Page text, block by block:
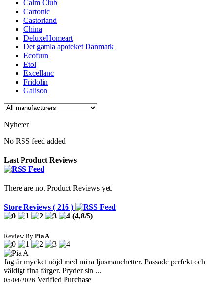
Calm Club
Cartonic
Castorland
China
DeluxeHomeart
Det gamla apoteket Danmark
Ecofurn
Etol
Excellanc
Fridolin
Galison
Nyheter
No RSS feed added
Last Product Reviews
There are not Product Reviews yet.
Store Reviews ( 216 )
(4,8/5)
Review By Pia A
Jag är mycket nöjd med mina ljusmanchetter. Passade perfekt och
väldigt fina färger. Pryder sin ...
05/04/2026 Verified Purchase